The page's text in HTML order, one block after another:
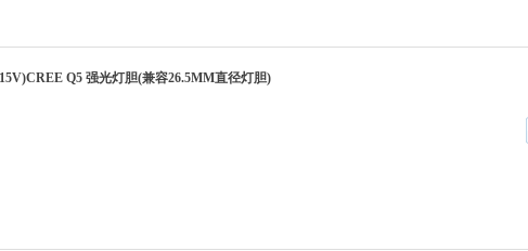
Q5 强光灯胆(兼容26.5MM直径灯胆)